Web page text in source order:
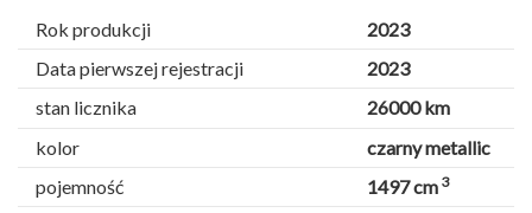
Rok produkcji
2023
Data pierwszej rejestracji
2023
stan licznika
26000 km
kolor
czarny metallic
pojemność
1497 cm 3